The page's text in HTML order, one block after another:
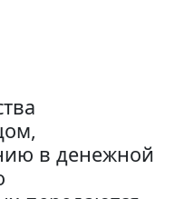
в денежной